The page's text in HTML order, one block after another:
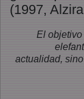
(1997,
El objetivo
actualidad,